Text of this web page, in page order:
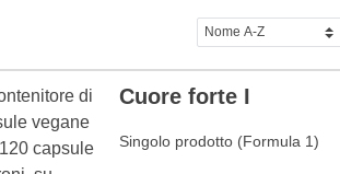
Cuore forte I
Singolo prodotto (Formula 1)